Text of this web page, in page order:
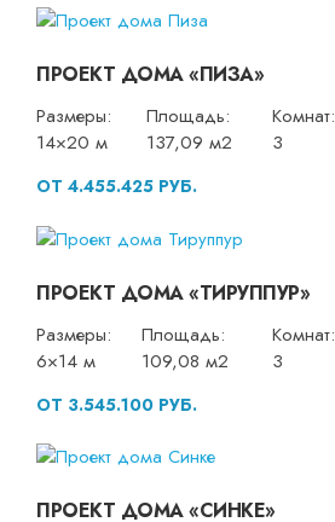
ПРОЕКТ ДОМА «ПИЗА»
Размеры:
14×20 м
Площадь:
137,09 м2
Комнат:
3
ОТ 4.455.425 РУБ.
ПРОЕКТ ДОМА «ТИРУППУР»
Размеры:
6×14 м
Площадь:
109,08 м2
Комнат:
3
ОТ 3.545.100 РУБ.
ПРОЕКТ ДОМА «СИНКЕ»